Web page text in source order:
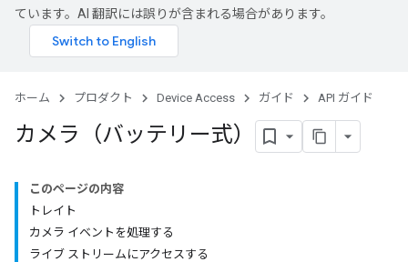
ています。AI 翻訳には誤りが含まれる場合があります。
ホーム プロダクト Device Access ガイド API ガイド
カメラ（バッテリー式）
このページの内容
トレイト
カメラ イベントを処理する
ライブ ストリームにアクセスする